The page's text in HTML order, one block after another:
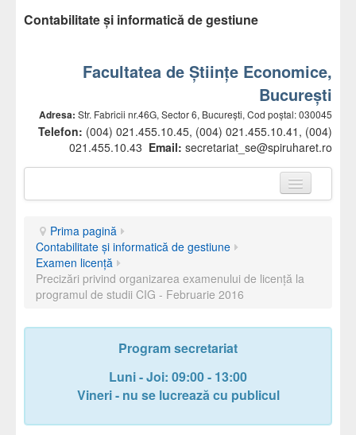
Contabilitate și informatică de gestiune
Facultatea de Științe Economice,
București
Adresa: Str. Fabricii nr.46G, Sector 6, București, Cod poștal: 030045
Telefon: (004) 021.455.10.45, (004) 021.455.10.41, (004)
021.455.10.43 Email: secretariat_se@spiruharet.ro
Prezentare facultate
Conducere
Departamente
Comisii
Cadre didactice
Secretariat
Documente
Prima pagină
Contabilitate și informatică de gestiune
Examen licență
Precizări privind organizarea examenului de licenţă la
programul de studii CIG - Februarie 2016
Program secretariat
Luni - Joi: 09:00 - 13:00
Vineri - nu se lucrează cu publicul